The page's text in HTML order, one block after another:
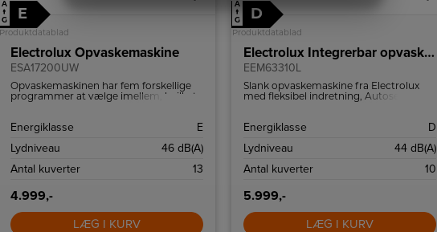
A
↑
G
E
Produktdatablad
Electrolux Opvaskemaskine
ESA17200UW
Opvaskemaskinen har fem forskellige
programmer at vælge imellem, hvilket
giver ekstra sikkerhed, og bestikkurven
effektiv opvask.
Energiklasse
E
Lydniveau
46 dB(A)
Antal kuverter
13
4.999,-
LÆG I KURV
A
↑
G
D
Produktdatablad
Electrolux Integrerbar opvaskemaskine
EEM63310L
Slank opvaskemaskine fra Electrolux
med fleksibel indretning, Autosensor og
Energiklasse
D
Lydniveau
44 dB(A)
Antal kuverter
10
5.999,-
LÆG I KURV
STATISTIK